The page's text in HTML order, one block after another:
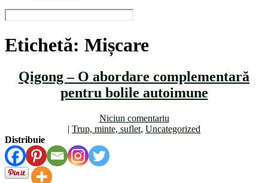
Etichetă: Mișcare
Qigong – O abordare complementară
pentru bolile autoimune
Niciun comentariu
| Trup, minte, suflet, Uncategorized
Distribuie